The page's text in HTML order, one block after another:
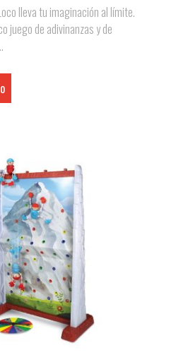
lleva tu imaginación al límite.
juego de adivinanzas y de